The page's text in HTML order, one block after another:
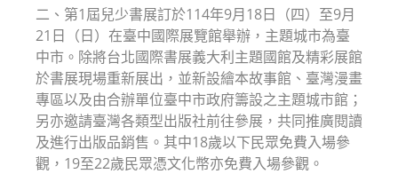
二、第1屆兒少書展訂於114年9月18日（四）至9月
21日（日）在臺中國際展覽館舉辦，主題城市為臺
中市。除將台北國際書展義大利主題國館及精彩展館
於書展現場重新展出，並新設繪本故事館、臺灣漫畫
專區以及由合辦單位臺中市政府籌設之主題城市館；
另亦邀請臺灣各類型出版社前往參展，共同推廣閱讀
及進行出版品銷售。其中18歲以下民眾免費入場參
觀，19至22歲民眾憑文化幣亦免費入場參觀。